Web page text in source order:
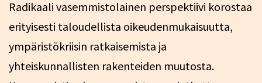
Radikaali vasemmistolainen perspektiivi korostaa
erityisesti taloudellista oikeudenmukaisuutta,
ympäristökriisin ratkaisemista ja
yhteiskunnallisten rakenteiden muutosta.